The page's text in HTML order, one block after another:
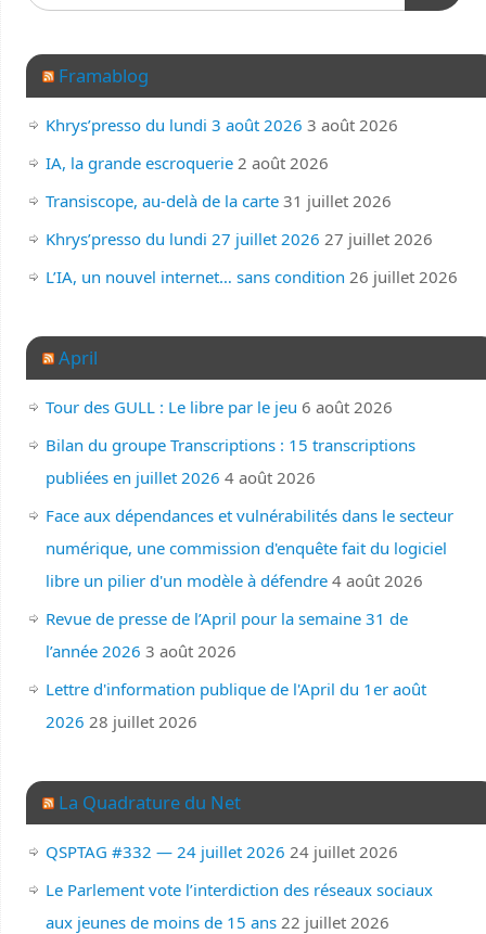
Framablog
Khrys’presso du lundi 3 août 2026 3 août 2026
IA, la grande escroquerie 2 août 2026
Transiscope, au-delà de la carte 31 juillet 2026
Khrys’presso du lundi 27 juillet 2026 27 juillet 2026
L’IA, un nouvel internet… sans condition 26 juillet 2026
April
Tour des GULL : Le libre par le jeu 6 août 2026
Bilan du groupe Transcriptions : 15 transcriptions
publiées en juillet 2026 4 août 2026
Face aux dépendances et vulnérabilités dans le secteur
numérique, une commission d'enquête fait du logiciel
libre un pilier d'un modèle à défendre 4 août 2026
Revue de presse de l’April pour la semaine 31 de
l’année 2026 3 août 2026
Lettre d'information publique de l'April du 1er août
2026 28 juillet 2026
La Quadrature du Net
QSPTAG #332 — 24 juillet 2026 24 juillet 2026
Le Parlement vote l’interdiction des réseaux sociaux
aux jeunes de moins de 15 ans 22 juillet 2026